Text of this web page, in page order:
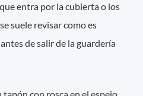
entra por la cubierta o los
suele revisar como es
de salir de la guardería